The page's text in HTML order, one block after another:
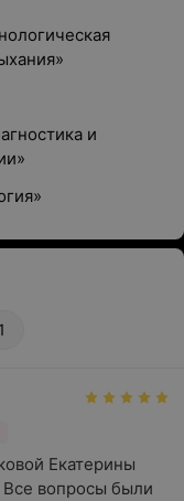
и
Екатерины
вопросы были